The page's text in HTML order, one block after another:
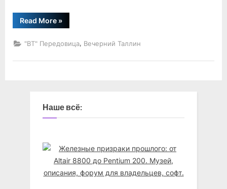
Read More“Взгляд
из
на
Балтийские
»
"ВТ" Передовица, Вечерний Таллин
Наше всё: